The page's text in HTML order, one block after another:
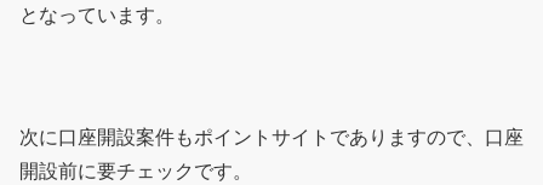
となっています。
次に口座開設案件もポイントサイトでありますので、口座
開設前に要チェックです。